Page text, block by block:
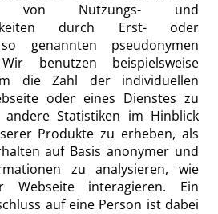
von Nutzungs- und
durch Erst- oder
genannten pseudonymen
benutzen beispielsweise
die Zahl der individuellen
oder eines Dienstes zu
Statistiken im Hinblick
Produkte zu erheben, als
auf Basis anonymer und
zu analysieren, wie
Webseite interagieren. Ein
auf eine Person ist dabei